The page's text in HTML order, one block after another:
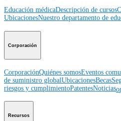
Educación médicaDescripción de cursos
UbicacionesNuestro departamento de
Corporación
CorporaciónQuiénes somosEventos
de suministro globalUbicacionesBecas
riesgos y cumplimientoPatentesNoticias
Recursos